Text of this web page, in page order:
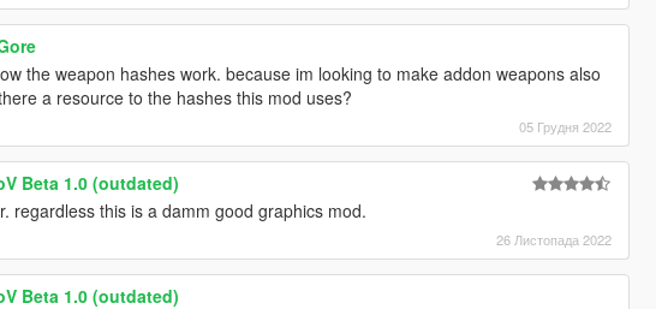
the weapon hashes work. because im looking to make addon weapons also
a resource to the hashes this mod uses?
05 Грудня 2022
Beta 1.0 (outdated)
regardless this is a damm good graphics mod.
26 Листопада 2022
Beta 1.0 (outdated)